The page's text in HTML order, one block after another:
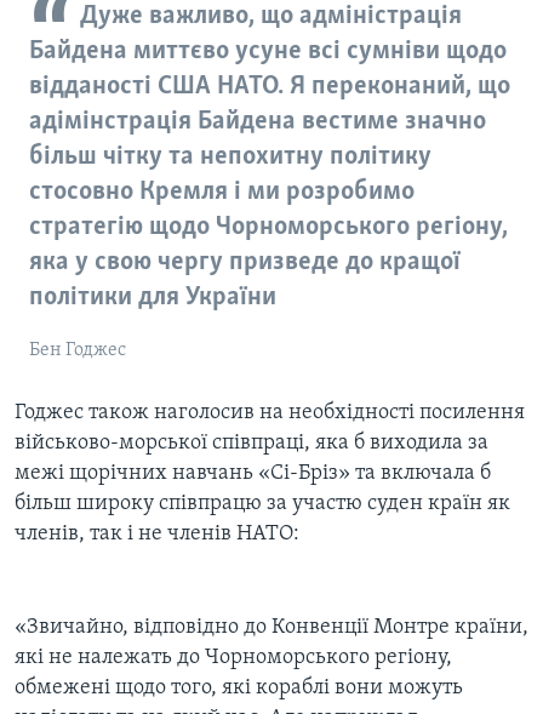
Дуже важливо, що адміністрація
Байдена миттєво усуне всі сумніви щодо
відданості США НАТО. Я переконаний, що
адімінстрація Байдена вестиме значно
більш чітку та непохитну політику
стосовно Кремля і ми розробимо
стратегію щодо Чорноморського регіону,
яка у свою чергу призведе до кращої
політики для України
Бен Годжес
Годжес також наголосив на необхідності посилення
військово-морської співпраці, яка б виходила за
межі щорічних навчань «Сі-Бріз» та включала б
більш широку співпрацю за участю суден країн як
членів, так і не членів НАТО:
«Звичайно, відповідно до Конвенції Монтре країни,
які не належать до Чорноморського регіону,
обмежені щодо того, які кораблі вони можуть